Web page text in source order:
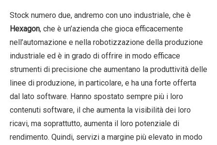
Stock numero due, andremo con uno industriale, che è
Hexagon, che è un’azienda che gioca efficacemente
nell’automazione e nella robotizzazione della produzione
industriale ed è in grado di offrire in modo efficace
strumenti di precisione che aumentano la produttività delle
linee di produzione, in particolare, e ha una forte offerta
dal lato software. Hanno spostato sempre più i loro
contenuti software, il che aumenta la visibilità dei loro
ricavi, ma soprattutto, aumenta il loro potenziale di
rendimento. Quindi, servizi a margine più elevato in modo